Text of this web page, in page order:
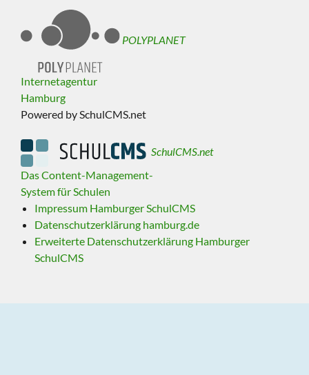
POLYPLANET
Internetagentur
Hamburg
Powered by SchulCMS.net
SchulCMS.net
Das Content-Management-
System für Schulen
Impressum Hamburger SchulCMS
Datenschutzerklärung hamburg.de
Erweiterte Datenschutzerklärung Hamburger
SchulCMS